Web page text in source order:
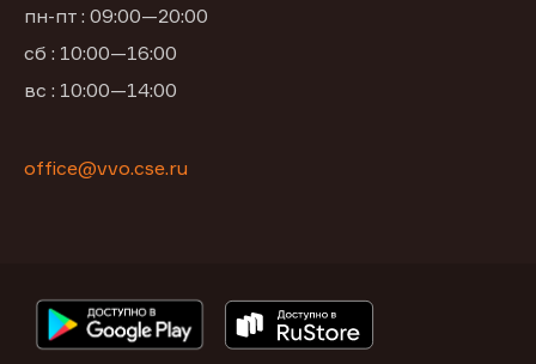
пн-пт : 09:00—20:00
сб : 10:00—16:00
вс : 10:00—14:00
office@vvo.cse.ru